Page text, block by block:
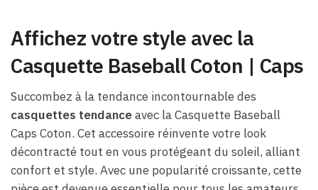
Affichez votre style avec la
Casquette Baseball Coton | Caps
Succombez à la tendance incontournable des
casquettes tendanceavec la Casquette Baseball
Caps Coton. Cet accessoire réinvente votre look
décontracté tout en vous protégeant du soleil, alliant
confort et style. Avec une popularité croissante, cette